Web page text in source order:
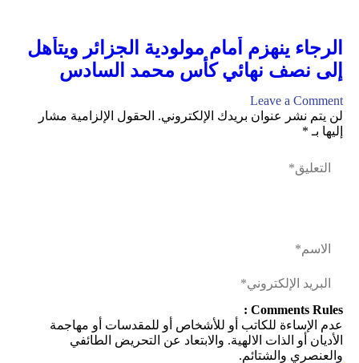
الرجاء ينهزم أمام مولودية الجزائر ويتأهل
إلى نصف نهائي كأس محمد السادس
Leave a Comment
لن يتم نشر عنوان بريدك الإلكتروني. الحقول الإلزامية مشار
إليها بـ *
Comments Rules :
عدم الإساءة للكاتب أو للأشخاص أو للمقدسات أو مهاجمة
الأديان أو الذات الالهية. والابتعاد عن التحريض الطائفي
والعنصري والشتائم.